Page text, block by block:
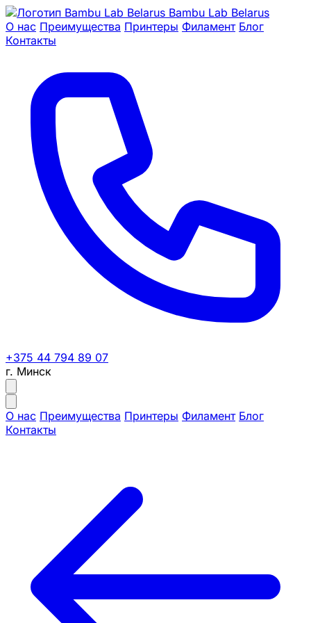
Bambu Lab Belarus
О нас Преимущества Принтеры Филамент Блог
Контакты
+375 44 794 89 07
г. Минск
О нас Преимущества Принтеры Филамент Блог
Контакты